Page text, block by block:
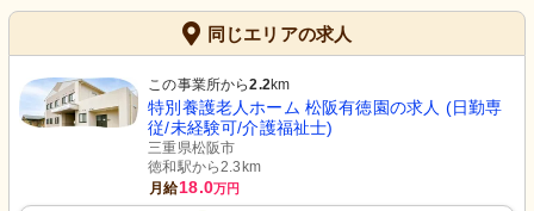
同じエリアの求人
この事業所から2.2km
特別養護老人ホーム 松阪有徳園の求人 (日勤専
従/未経験可/介護福祉士)
三重県松阪市
徳和駅から2.3km
月給18.0万円